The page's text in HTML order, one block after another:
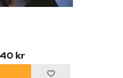
kr